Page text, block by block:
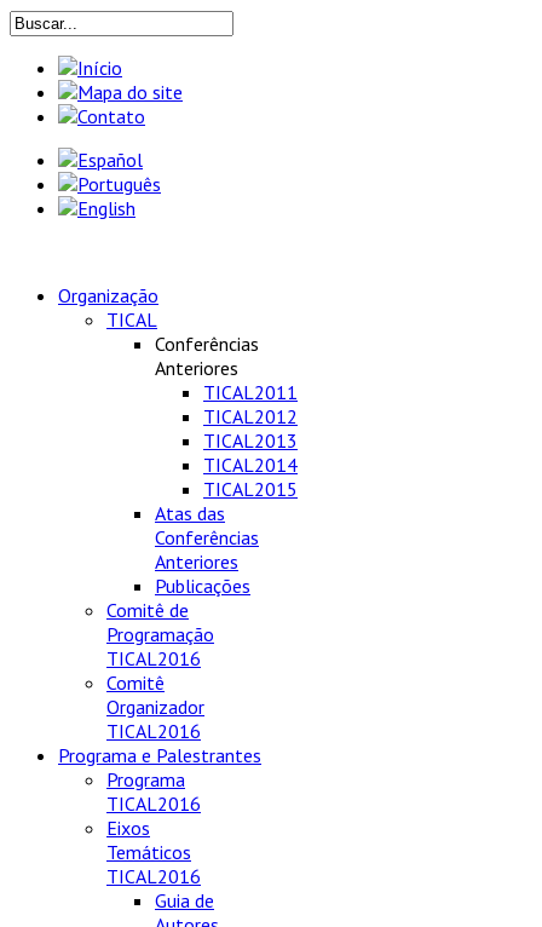
Organização
TICAL
Conferências
Anteriores
TICAL2011
TICAL2012
TICAL2013
TICAL2014
TICAL2015
Atas das
Conferências
Anteriores
Publicações
Comitê de
Programação
TICAL2016
Comitê
Organizador
TICAL2016
Programa e Palestrantes
Programa
TICAL2016
Eixos
Temáticos
TICAL2016
Guia de